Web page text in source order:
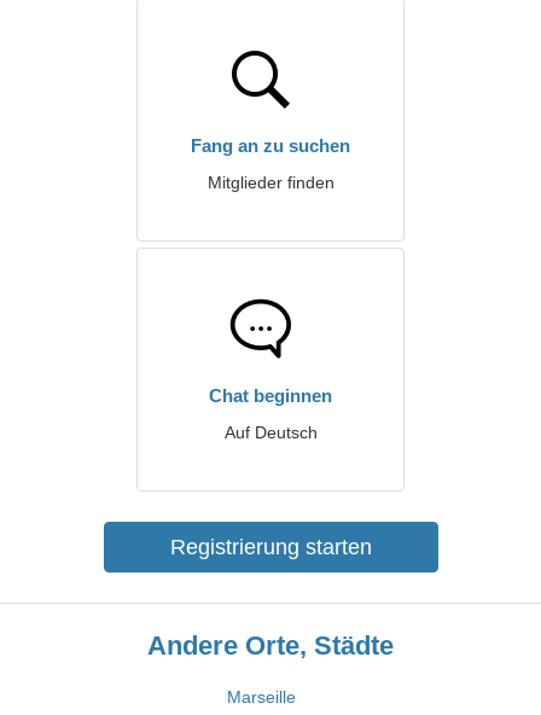
Fang an zu suchen
Mitglieder finden
Chat beginnen
Auf Deutsch
Registrierung starten
Andere Orte, Städte
Marseille